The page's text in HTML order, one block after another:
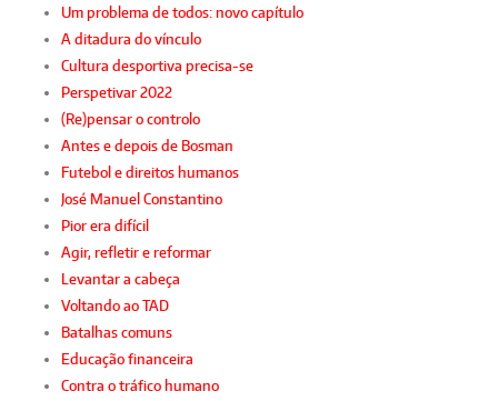
Um problema de todos: novo capítulo
A ditadura do vínculo
Cultura desportiva precisa-se
Perspetivar 2022
(Re)pensar o controlo
Antes e depois de Bosman
Futebol e direitos humanos
José Manuel Constantino
Pior era difícil
Agir, refletir e reformar
Levantar a cabeça
Voltando ao TAD
Batalhas comuns
Educação financeira
Contra o tráfico humano